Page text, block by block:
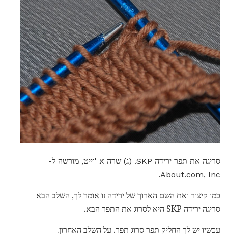
סריגה את תפר ירידה SKP. (ג) שרה א 'וייט, מורשה ל-
About.com, Inc.
כמו קיצור ואת השם הארוך של ירידה זו אומר לך, השלב הבא
סריגה ירידה SKP היא לסרוג את התפר הבא.
עכשיו יש לך החליק תפר סרוג תפר. על השלב האחרון.